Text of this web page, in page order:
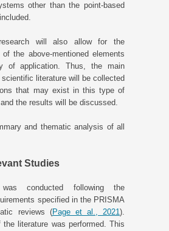
other than the point-based
research will also allow for the
the above-mentioned elements
of application. Thus, the main
literature will be collected
that may exist in this type of
the results will be discussed.
and thematic analysis of all
Studies
conducted following the
specified in the PRISMA
reviews (Page et al., 2021).
literature was performed. This